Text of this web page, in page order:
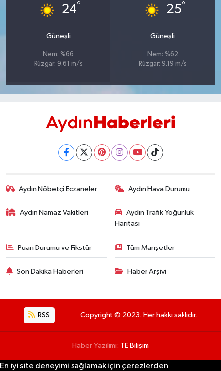
24°
Güneşli
Nem: %66
Rüzgar: 9.61 m/s
25°
Güneşli
Nem: %62
Rüzgar: 9.19 m/s
Aydın Nöbetçi Eczaneler Aydın Hava Durumu
Aydin Namaz Vakitleri
Aydın Trafik Yoğunluk
Haritası
Puan Durumu ve Fikstür Tüm Manşetler
Son Dakika Haberleri Haber Arşivi
RSS Copyright © 2023. Her hakkı saklıdır.
Haber Yazılımı: TE Bilişim
En iyi site deneyimi sağlamak için çerezlerden